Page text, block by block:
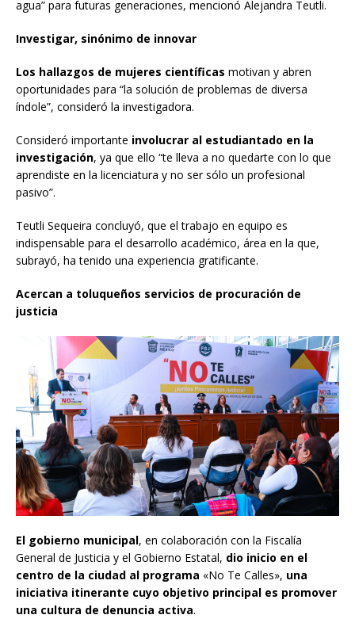
agua” para futuras generaciones, mencionó Alejandra Teutli.
Investigar, sinónimo de innovar
Los hallazgos de mujeres científicas motivan y abren
oportunidades para “la solución de problemas de diversa
índole”, consideró la investigadora.
Consideró importante involucrar al estudiantado en la
investigación, ya que ello “te lleva a no quedarte con lo que
aprendiste en la licenciatura y no ser sólo un profesional
pasivo”.
Teutli Sequeira concluyó, que el trabajo en equipo es
indispensable para el desarrollo académico, área en la que,
subrayó, ha tenido una experiencia gratificante.
Acercan a toluqueños servicios de procuración de
justicia
El gobierno municipal, en colaboración con la Fiscalía
General de Justicia y el Gobierno Estatal, dio inicio en el
centro de la ciudad al programa «No Te Calles», una
iniciativa itinerante cuyo objetivo principal es promover
una cultura de denuncia activa.